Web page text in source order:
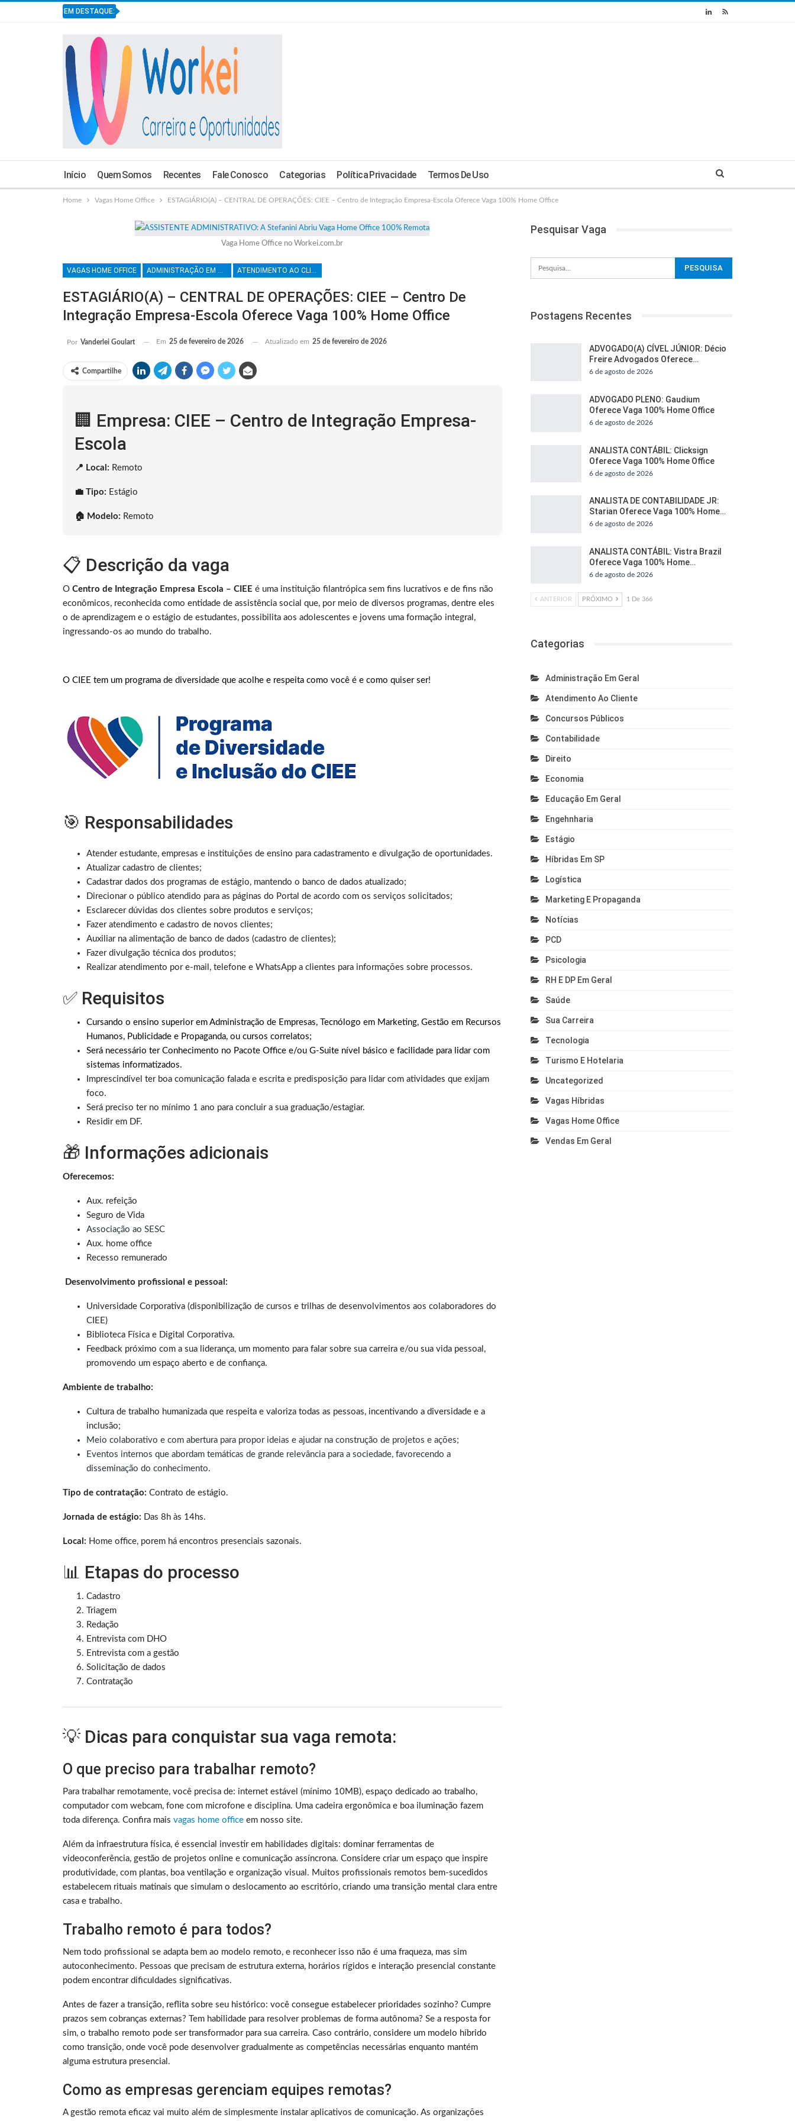
EM DESTAQUE:
Início Quem Somos Recentes Fale Conosco Categorias Política Privacidade Termos De Uso
Home Vagas Home Office ESTAGIÁRIO(A) – CENTRAL DE OPERAÇÕES: CIEE – Centro de Integração Empresa-Escola Oferece Vaga 100% Home Office
Vaga Home Office no Workei.com.br
VAGAS HOME OFFICE ADMINISTRAÇÃO EM GERAL ATENDIMENTO AO CLIENTE
ESTAGIÁRIO(A) – CENTRAL DE OPERAÇÕES: CIEE – Centro De
Integração Empresa-Escola Oferece Vaga 100% Home Office
Por Vanderlei Goulart Em 25 de fevereiro de 2026 Atualizado em 25 de fevereiro de 2026
Compartilhe
🏢 Empresa: CIEE – Centro de Integração Empresa-
Escola
📍 Local: Remoto
💼 Tipo: Estágio
🏠 Modelo: Remoto
📋 Descrição da vaga
O Centro de Integração Empresa Escola – CIEE é uma instituição filantrópica sem fins lucrativos e de fins não
econômicos, reconhecida como entidade de assistência social que, por meio de diversos programas, dentre eles
o de aprendizagem e o estágio de estudantes, possibilita aos adolescentes e jovens uma formação integral,
ingressando-os ao mundo do trabalho.
O CIEE tem um programa de diversidade que acolhe e respeita como você é e como quiser ser!
🎯 Responsabilidades
Atender estudante, empresas e instituições de ensino para cadastramento e divulgação de oportunidades.
Atualizar cadastro de clientes;
Cadastrar dados dos programas de estágio, mantendo o banco de dados atualizado;
Direcionar o público atendido para as páginas do Portal de acordo com os serviços solicitados;
Esclarecer dúvidas dos clientes sobre produtos e serviços;
Fazer atendimento e cadastro de novos clientes;
Auxiliar na alimentação de banco de dados (cadastro de clientes);
Fazer divulgação técnica dos produtos;
Realizar atendimento por e-mail, telefone e WhatsApp a clientes para informações sobre processos.
✅ Requisitos
Cursando o ensino superior em Administração de Empresas, Tecnólogo em Marketing, Gestão em Recursos
Humanos, Publicidade e Propaganda, ou cursos correlatos;
Será necessário ter Conhecimento no Pacote Office e/ou G-Suite nível básico e facilidade para lidar com
sistemas informatizados.
Imprescindível ter boa comunicação falada e escrita e predisposição para lidar com atividades que exijam
foco.
Será preciso ter no mínimo 1 ano para concluir a sua graduação/estagiar.
Residir em DF.
🎁 Informações adicionais
Oferecemos:
Aux. refeição
Seguro de Vida
Associação ao SESC
Aux. home office
Recesso remunerado
Desenvolvimento profissional e pessoal:
Universidade Corporativa (disponibilização de cursos e trilhas de desenvolvimentos aos colaboradores do
CIEE)
Biblioteca Física e Digital Corporativa.
Feedback próximo com a sua liderança, um momento para falar sobre sua carreira e/ou sua vida pessoal,
promovendo um espaço aberto e de confiança.
Ambiente de trabalho:
Cultura de trabalho humanizada que respeita e valoriza todas as pessoas, incentivando a diversidade e a
inclusão;
Meio colaborativo e com abertura para propor ideias e ajudar na construção de projetos e ações;
Eventos internos que abordam temáticas de grande relevância para a sociedade, favorecendo a
disseminação do conhecimento.
Tipo de contratação: Contrato de estágio.
Jornada de estágio: Das 8h às 14hs.
Local: Home office, porem há encontros presenciais sazonais.
📊 Etapas do processo
Cadastro
Triagem
Redação
Entrevista com DHO
Entrevista com a gestão
Solicitação de dados
Contratação
💡 Dicas para conquistar sua vaga remota:
O que preciso para trabalhar remoto?
Para trabalhar remotamente, você precisa de: internet estável (mínimo 10MB), espaço dedicado ao trabalho,
computador com webcam, fone com microfone e disciplina. Uma cadeira ergonômica e boa iluminação fazem
toda diferença. Confira mais vagas home office em nosso site.
Além da infraestrutura física, é essencial investir em habilidades digitais: dominar ferramentas de
videoconferência, gestão de projetos online e comunicação assíncrona. Considere criar um espaço que inspire
produtividade, com plantas, boa ventilação e organização visual. Muitos profissionais remotos bem-sucedidos
estabelecem rituais matinais que simulam o deslocamento ao escritório, criando uma transição mental clara entre
casa e trabalho.
Trabalho remoto é para todos?
Nem todo profissional se adapta bem ao modelo remoto, e reconhecer isso não é uma fraqueza, mas sim
autoconhecimento. Pessoas que precisam de estrutura externa, horários rígidos e interação presencial constante
podem encontrar dificuldades significativas.
Antes de fazer a transição, reflita sobre seu histórico: você consegue estabelecer prioridades sozinho? Cumpre
prazos sem cobranças externas? Tem habilidade para resolver problemas de forma autônoma? Se a resposta for
sim, o trabalho remoto pode ser transformador para sua carreira. Caso contrário, considere um modelo híbrido
como transição, onde você pode desenvolver gradualmente as competências necessárias enquanto mantém
alguma estrutura presencial.
Como as empresas gerenciam equipes remotas?
A gestão remota eficaz vai muito além de simplesmente instalar aplicativos de comunicação. As organizações
Pesquisar Vaga
Postagens Recentes
ADVOGADO(A) CÍVEL JÚNIOR: Décio
Freire Advogados Oferece…
6 de agosto de 2026
ADVOGADO PLENO: Gaudium
Oferece Vaga 100% Home Office
6 de agosto de 2026
ANALISTA CONTÁBIL: Clicksign
Oferece Vaga 100% Home Office
6 de agosto de 2026
ANALISTA DE CONTABILIDADE JR:
Starian Oferece Vaga 100% Home…
6 de agosto de 2026
ANALISTA CONTÁBIL: Vistra Brazil
Oferece Vaga 100% Home…
6 de agosto de 2026
ANTERIOR PRÓXIMO 1 De 366
Categorias
Administração Em Geral
Atendimento Ao Cliente
Concursos Públicos
Contabilidade
Direito
Economia
Educação Em Geral
Engehnharia
Estágio
Híbridas Em SP
Logística
Marketing E Propaganda
Notícias
PCD
Psicologia
RH E DP Em Geral
Saúde
Sua Carreira
Tecnologia
Turismo E Hotelaria
Uncategorized
Vagas Híbridas
Vagas Home Office
Vendas Em Geral